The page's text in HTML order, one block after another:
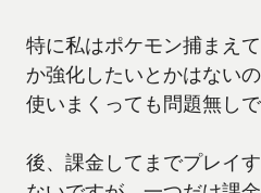
特に私はポケモン捕まえ
か強化したいとかはない
使いまくっても問題無しで
後、課金してまでプレイ